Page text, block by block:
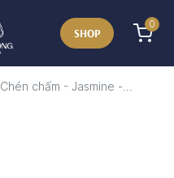
SHOP
0
Chén chấm - Jasmine -...